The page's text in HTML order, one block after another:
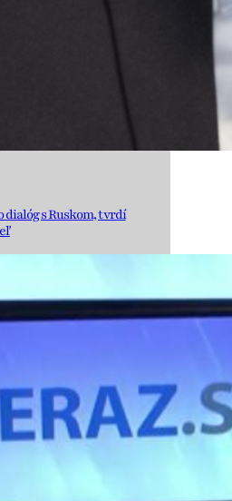
dialóg s Ruskom, tvrdí